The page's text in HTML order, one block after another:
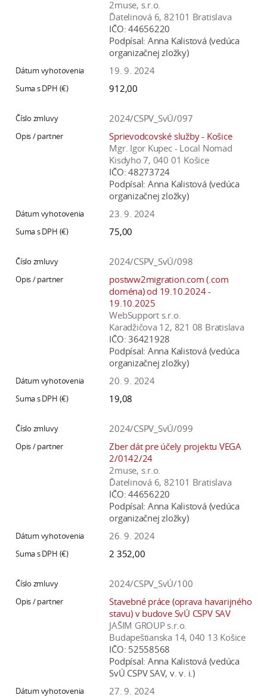
2muse, s.r.o.
Ďatelinová 6, 82101 Bratislava
IČO: 44656220
Podpísal: Anna Kalistová (vedúca
organizačnej zložky)
19. 9. 2024
912,00
2024/CSPV_SvÚ/097
Sprievodcovské služby - Košice
Mgr. Igor Kupec - Local Nomad
Kisdyho 7, 040 01 Košice
IČO: 48273724
Podpísal: Anna Kalistová (vedúca
organizačnej zložky)
23. 9. 2024
75,00
2024/CSPV_SvÚ/098
postww2migration.com (.com
doména) od 19.10.2024 -
19.10.2025
WebSupport s.r.o.
Karadžičova 12, 821 08 Bratislava
IČO: 36421928
Podpísal: Anna Kalistová (vedúca
organizačnej zložky)
20. 9. 2024
19,08
2024/CSPV_SvÚ/099
Zber dát pre účely projektu VEGA
2/0142/24
2muse, s.r.o.
Ďatelinová 6, 82101 Bratislava
IČO: 44656220
Podpísal: Anna Kalistová (vedúca
organizačnej zložky)
26. 9. 2024
2 352,00
2024/CSPV_SvÚ/100
Stavebné práce (oprava havarijného
stavu) v budove SvÚ CSPV SAV
JAŠIM GROUP s.r.o.
Budapeštianska 14, 040 13 Košice
IČO: 52558568
Podpísal: Anna Kalistová (vedúca
SvÚ CSPV SAV, v. v. i.)
27. 9. 2024